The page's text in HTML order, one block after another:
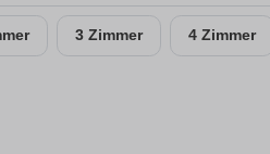
3 Zimmer 4 Zimmer